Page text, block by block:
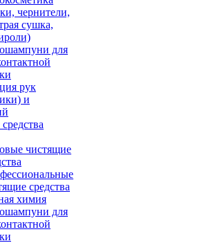
чернители,
сушка,
для
рук
и
чистящие
средства
химия
для